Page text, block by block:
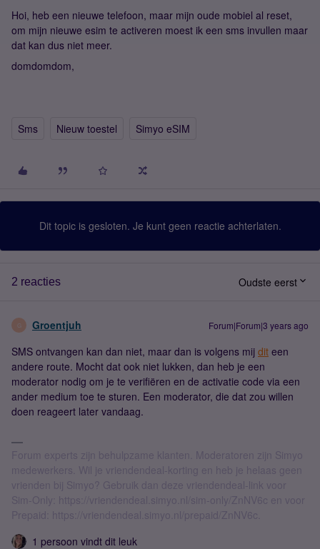
Hoi, heb een nieuwe telefoon, maar mijn oude mobiel al reset,
om mijn nieuwe esim te activeren moest ik een sms invullen maar
dat kan dus niet meer.
domdomdom,
Sms Nieuw toestel Simyo eSIM
Dit topic is gesloten. Je kunt geen reactie achterlaten.
2 reacties Oudste eerst
G Groentjuh Forum|Forum|3 years ago
SMS ontvangen kan dan niet, maar dan is volgens mij dit een
andere route. Mocht dat ook niet lukken, dan heb je een
moderator nodig om je te verifiëren en de activatie code via een
ander medium toe te sturen. Een moderator, die dat zou willen
doen reageert later vandaag.
Forum experts zijn behulpzame klanten. Moderatoren zijn Simyo
medewerkers. Wil je vriendendeal-korting en heb je helaas geen
vrienden bij Simyo? Gebruik dan deze vriendendeal-link voor
Sim-Only: https://vriendendeal.simyo.nl/sim-only/ZnNV6c en voor
Prepaid: https://vriendendeal.simyo.nl/prepaid/ZnNV6c.
1 persoon vindt dit leuk